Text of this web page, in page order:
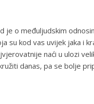
je o međuljudskim
su kod vas uvijek jaka i
naći u ulozi
danas, pa se bolje